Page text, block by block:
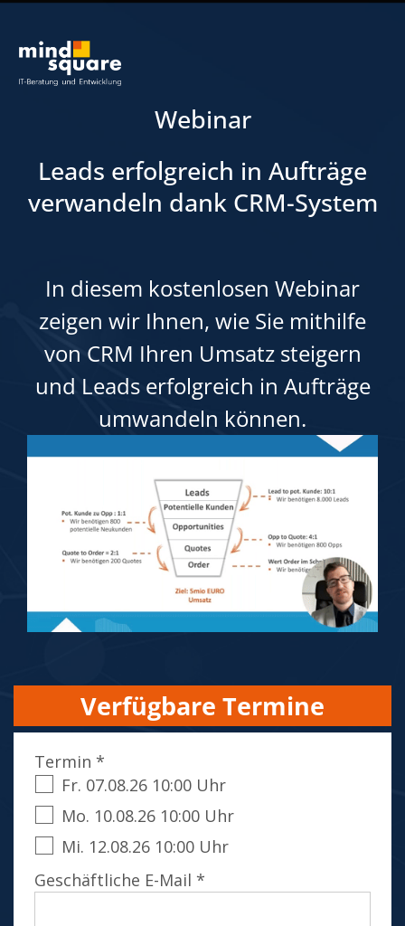
Webinar
Leads erfolgreich in Aufträge
verwandeln dank CRM-System
In diesem kostenlosen Webinar
zeigen wir Ihnen, wie Sie mithilfe
von CRM Ihren Umsatz steigern
und Leads erfolgreich in Aufträge
umwandeln können.
Verfügbare Termine